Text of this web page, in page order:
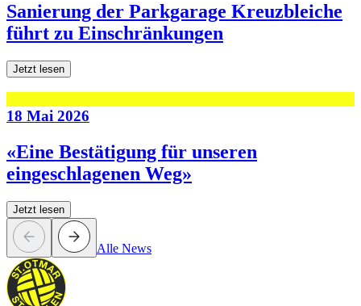
Sanierung der Parkgarage Kreuzbleiche
führt zu Einschränkungen
Jetzt lesen
18 Mai 2026
«Eine Bestätigung für unseren
eingeschlagenen Weg»
Jetzt lesen
Alle News